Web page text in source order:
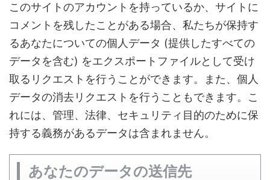
このサイトのアカウントを持っているか、サイトに
コメントを残したことがある場合、私たちが保持す
るあなたについての個人データ (提供したすべての
データを含む) をエクスポートファイルとして受け
取るリクエストを行うことができます。また、個人
データの消去リクエストを行うこともできます。こ
れには、管理、法律、セキュリティ目的のために保
持する義務があるデータは含まれません。
あなたのデータの送信先